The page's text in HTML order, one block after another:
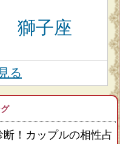
獅子座
る
！カップルの相性占